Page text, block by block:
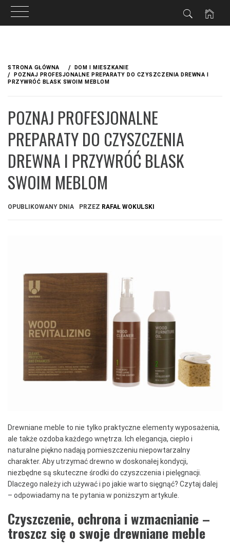
treściSTRONA GŁÓWNA
DOM I MIESZKANIE
POZNAJ PROFESJONALNE PREPARATY DO CZYSZCZENIA DREWNA I
PRZYWRÓĆ BLASK SWOIM MEBLOM
POZNAJ PROFESJONALNE
PREPARATY DO CZYSZCZENIA
DREWNA I PRZYWRÓĆ BLASK
SWOIM MEBLOM
OPUBLIKOWANY DNIA PRZEZ RAFAŁ WOKULSKI
Drewniane meble to nie tylko praktyczne elementy wyposażenia,
ale także ozdoba każdego wnętrza. Ich elegancja, ciepło i
naturalne piękno nadają pomieszczeniu niepowtarzalny
charakter. Aby utrzymać drewno w doskonałej kondycji,
niezbędne są skuteczne środki do czyszczenia i pielęgnacji.
Dlaczego należy ich używać i po jakie warto sięgnąć? Czytaj dalej
– odpowiadamy na te pytania w poniższym artykule.
Czyszczenie, ochrona i wzmacnianie –
troszcz się o swoje drewniane meble